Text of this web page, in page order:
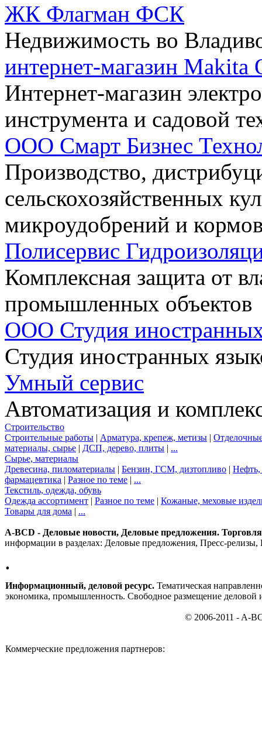
ЖК Флагман ФСК
Недвижимость во
интернет-магазин Makita
Интернет-магазин
инструмента и садовой
ООО Смарт Бизнес
Производство,
сельскохозяйственных
микроудобрений и
Полисервис
Комплексная защита от
промышленных объектов
ООО Студия
Студия иностранных
Умный сервис
Автоматизация и
Строительство
Строительные работы | Арматура, крепеж, метизы |
материалы, сырье | ДСП, дерево, плиты | ...
Сырье, материалы
Древесина, пиломатериалы | Бензин, ГСМ, дизтопливо | Нефть,
фармацевтика | Разное по теме | ...
Текстиль, одежда, обувь
Одежда ассортимент | Разное по теме | Кожаные, меховые
Товары для дома | ...
A-BCD - Деловые новости, Деловые предложения.
информации в разделах: Деловые предложения, Пресс-релизы,
.
Информационный, деловой ресурс. Тематическая
экономика, промышленность. Свободное размещение деловой
© 2006-2011 - A-
Коммерческие предложения партнеров: